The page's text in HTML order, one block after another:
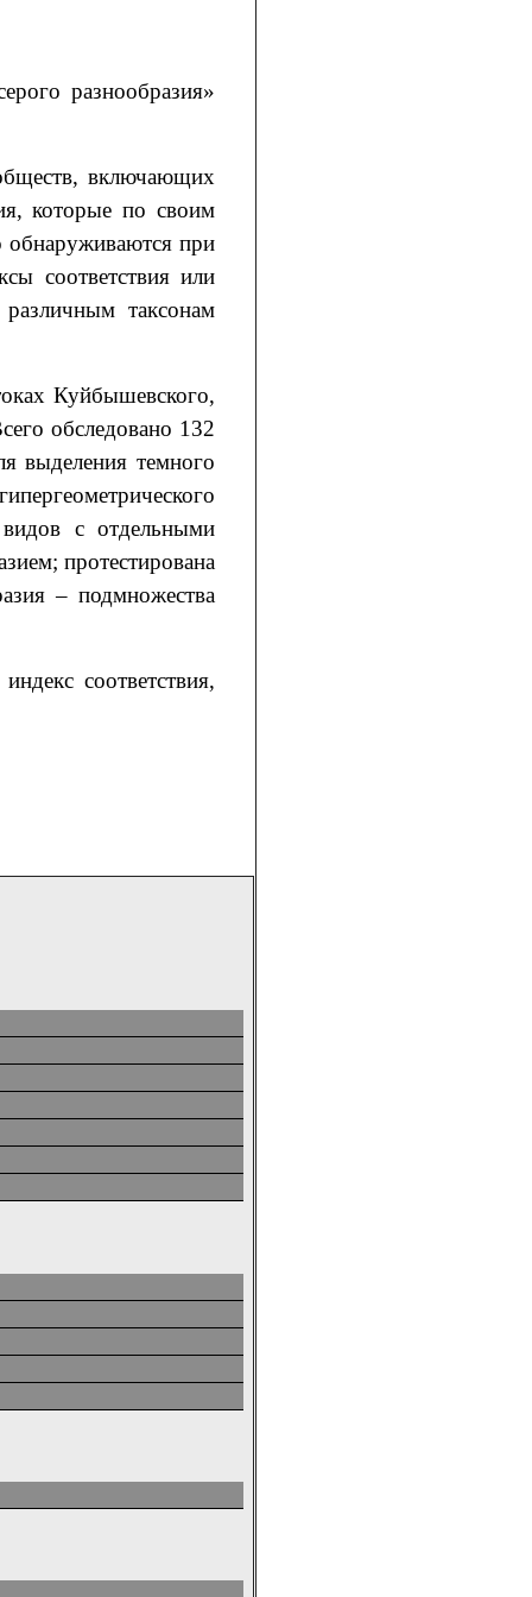
разнообразия»
включающих
которые по своим
обнаруживаются при
соответствия или
таксонам
Куйбышевского,
обследовано 132
выделения темного
видов с отдельными
протестирована
– подмножества
соответствия,